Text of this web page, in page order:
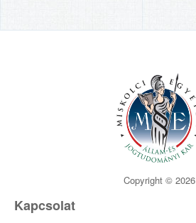
Copyright © 2026
Kapcsolat